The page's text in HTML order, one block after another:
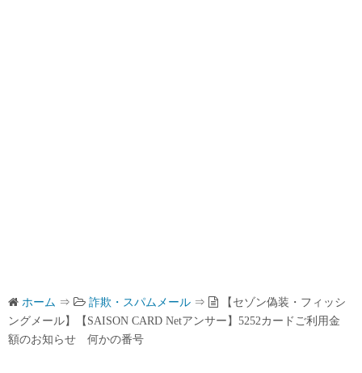
ホーム ⇒ 詐欺・スパムメール ⇒
【セゾン偽装・フィッシ
ングメール】【SAISON CARD Netアンサー】5252カードご利用金
額のお知らせ 何かの番号